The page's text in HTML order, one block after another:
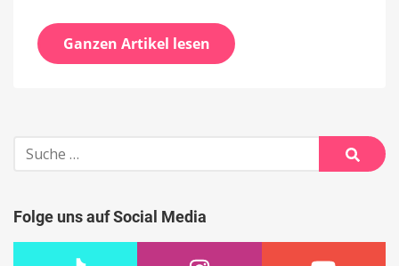
Ganzen Artikel lesen
Suche
nach:
Suche
Folge uns auf Social Media